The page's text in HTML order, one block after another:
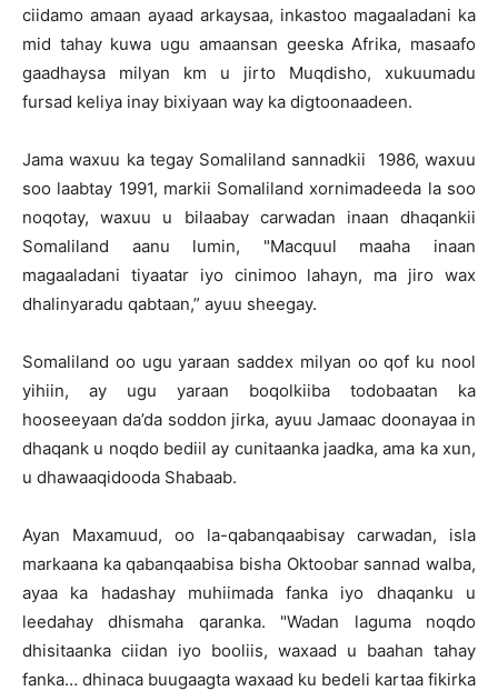
ciidamo amaan ayaad arkaysaa, inkastoo magaaladani ka
mid tahay kuwa ugu amaansan geeska Afrika, masaafo
gaadhaysa milyan km u jirto Muqdisho, xukuumadu
fursad keliya inay bixiyaan way ka digtoonaadeen.
Jama waxuu ka tegay Somaliland sannadkii 1986, waxuu
soo laabtay 1991, markii Somaliland xornimadeeda la soo
noqotay, waxuu u bilaabay carwadan inaan dhaqankii
Somaliland aanu lumin, "Macquul maaha inaan
magaaladani tiyaatar iyo cinimoo lahayn, ma jiro wax
dhalinyaradu qabtaan,” ayuu sheegay.
Somaliland oo ugu yaraan saddex milyan oo qof ku nool
yihiin, ay ugu yaraan boqolkiiba todobaatan ka
hooseeyaan da’da soddon jirka, ayuu Jamaac doonayaa in
dhaqank u noqdo bediil ay cunitaanka jaadka, ama ka xun,
u dhawaaqidooda Shabaab.
Ayan Maxamuud, oo la-qabanqaabisay carwadan, isla
markaana ka qabanqaabisa bisha Oktoobar sannad walba,
ayaa ka hadashay muhiimada fanka iyo dhaqanku u
leedahay dhismaha qaranka. "Wadan laguma noqdo
dhisitaanka ciidan iyo booliis, waxaad u baahan tahay
fanka… dhinaca buugaagta waxaad ku bedeli kartaa fikirka